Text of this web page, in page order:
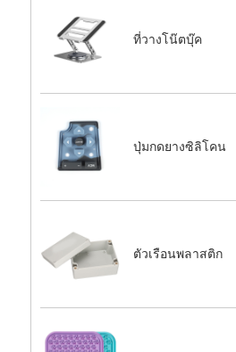
ที่วางโน๊ตบุ๊ค
ปุ่มกดยางซิลิโคน
ตัวเรือนพลาสติก